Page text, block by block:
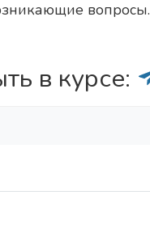
вопросы.
в курсе: